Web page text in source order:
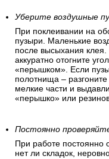
Уберите воздушные
При поклеивании на
пузыри. Маленькие
после высыхания
аккуратно отогните
«перышком». Если
полотнища –
мелкие части и
«перышко» или
Постоянно
При работе постоянно
нет ли складок,